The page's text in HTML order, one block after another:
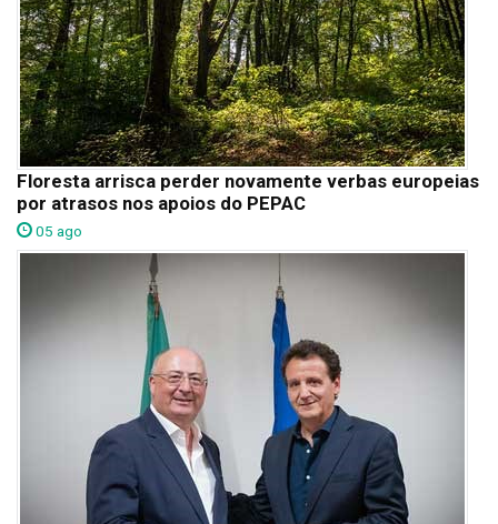
Floresta arrisca perder novamente verbas europeias
por atrasos nos apoios do PEPAC
05 ago